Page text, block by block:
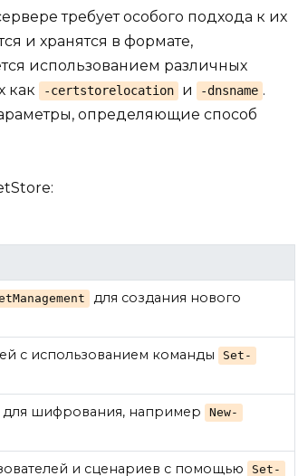
требует особого подхода к их
и хранятся в формате,
использованием различных
как
-certstorelocation и -dnsname .
определяющие способ
для создания нового
с использованием команды
Set-
для шифрования, например
New-
и сценариев с помощью Set-